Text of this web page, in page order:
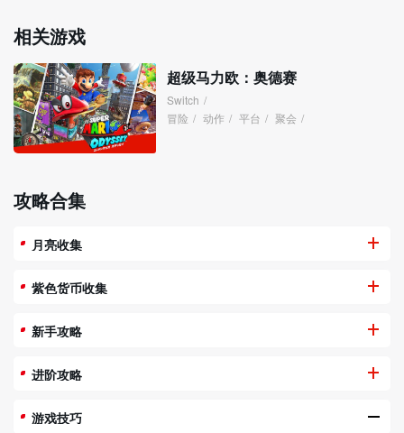
相关游戏
超级马力欧：奥德赛
Switch /
冒险 / 动作 / 平台 / 聚会 /
攻略合集
月亮收集
紫色货币收集
新手攻略
进阶攻略
游戏技巧